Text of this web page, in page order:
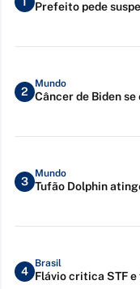
Prefeito pede
2
Mundo
Câncer de Biden
3
Mundo
Tufão Dolphin
4
Brasil
Flávio critica STF